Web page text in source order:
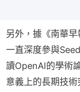
另外，據《南華
一直深度參與
讀OpenAI的學術
意義上的長期技